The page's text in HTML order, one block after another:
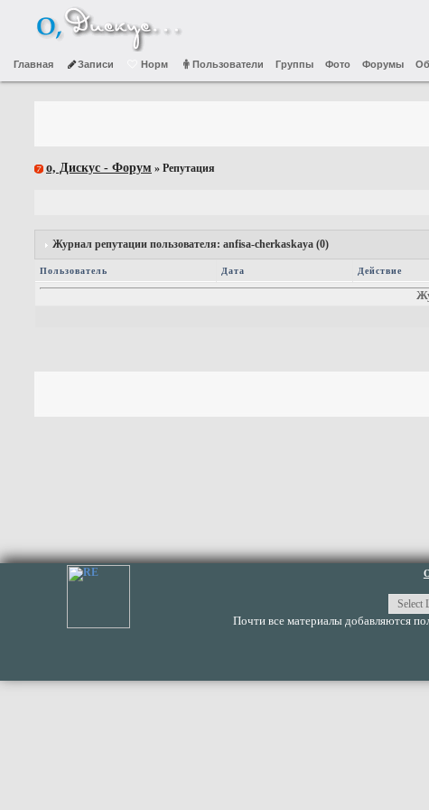
Главная Записи Норм Пользователи Группы Фото Форумы
о, Дискус - Форум » Репутация
Журнал репутации пользователя: anfisa-cherkaskaya (0)
Пользователь Дата Действие
Почти все материалы добавляются